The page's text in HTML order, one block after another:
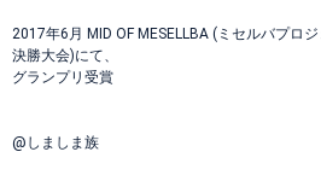
2017年6月 MID OF MESELLBA (ミセルバプロ
決勝大会)にて、
グランプリ受賞
@しましま族